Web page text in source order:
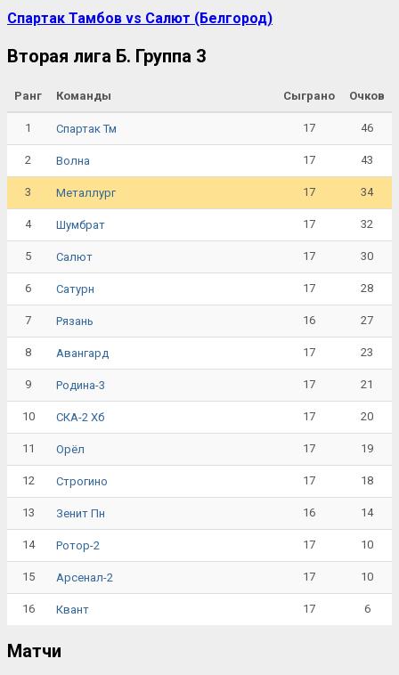
Спартак Тамбов vs Салют (Белгород)
Вторая лига Б. Группа 3
Ранг Команды Сыграно Очков
1 Спартак Тм 17 46
2 Волна 17 43
3 Металлург 17 34
4 Шумбрат 17 32
5 Салют 17 30
6 Сатурн 17 28
7 Рязань 16 27
8 Авангард 17 23
9 Родина-3 17 21
10 СКА-2 Хб 17 20
11 Орёл 17 19
12 Строгино 17 18
13 Зенит Пн 16 14
14 Ротор-2 17 10
15 Арсенал-2 17 10
16 Квант 17 6
Матчи